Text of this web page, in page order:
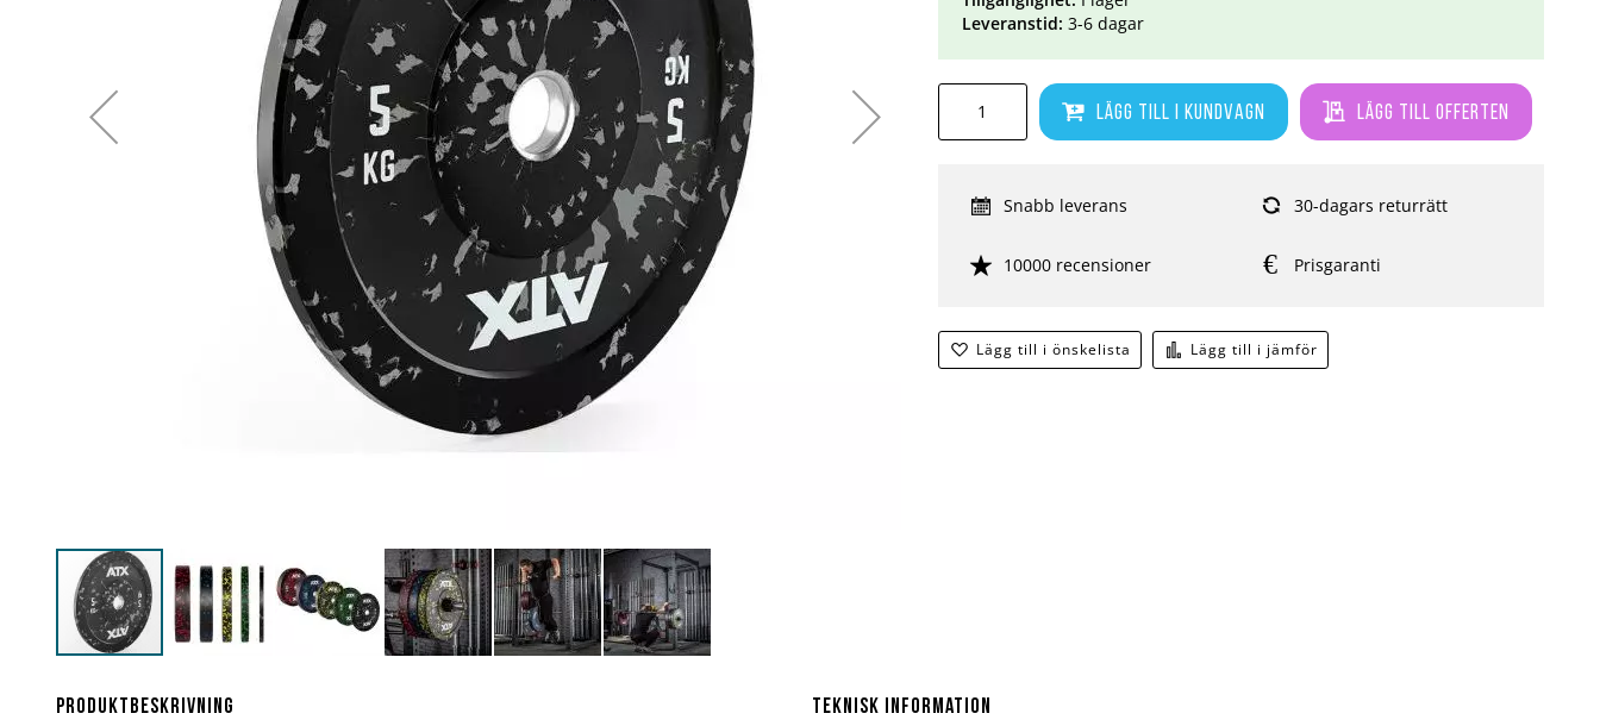
Lägg till i kundvagn Lägg till offerten
Lägg till i önskelista Lägg till i jämför
Leveranstid: 3-6 dagar
Snabb leverans 30-dagars returrätt
10000 recensioner Prisgaranti
början
Produktbeskrivning
Teknisk information